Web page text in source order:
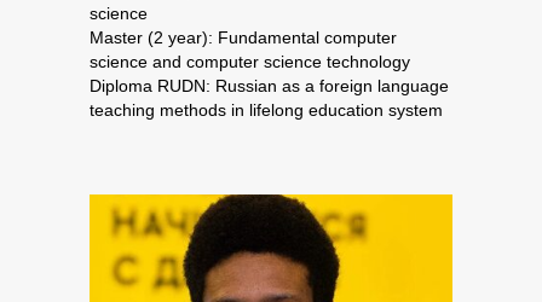
science
Master (2 year): Fundamental computer
science and computer science technology
Diploma RUDN: Russian as a foreign language
teaching methods in lifelong education system